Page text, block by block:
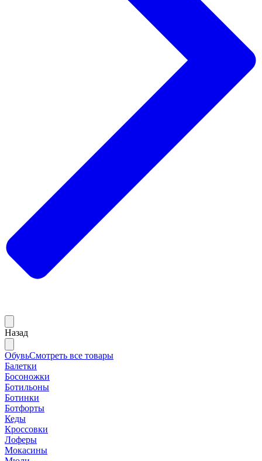
Назад
ОбувьСмотреть все товары
Балетки
Босоножки
Ботильоны
Ботинки
Ботфорты
Кеды
Кроссовки
Лоферы
Мокасины